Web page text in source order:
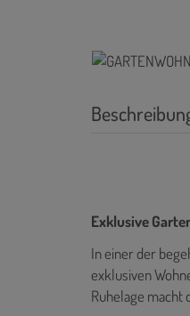
Exklusive
In einer der
exklusiven
Ruhelage macht